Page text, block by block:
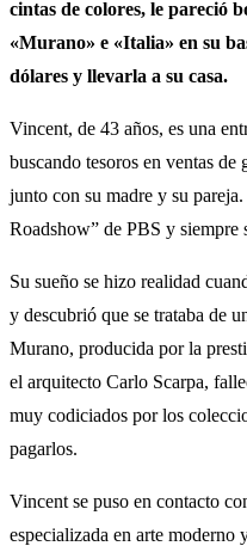
cintas de colores, le pareció
«Murano» e «Italia» en su
dólares y llevarla a su casa.
Vincent, de 43 años, es una
buscando tesoros en ventas de
junto con su madre y su
Roadshow” de PBS y siempre
Su sueño se hizo realidad
y descubrió que se trataba de
Murano, producida por la
el arquitecto Carlo Scarpa,
muy codiciados por los
pagarlos.
Vincent se puso en contacto
especializada en arte